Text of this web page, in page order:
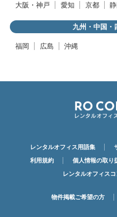
大阪・神戸 愛知 京都
九州・中国・
福岡 広島 沖縄
レンタルオフィス用語集
利用規約
個人情報の取り
レンタルオフィス
物件掲載ご希望の方